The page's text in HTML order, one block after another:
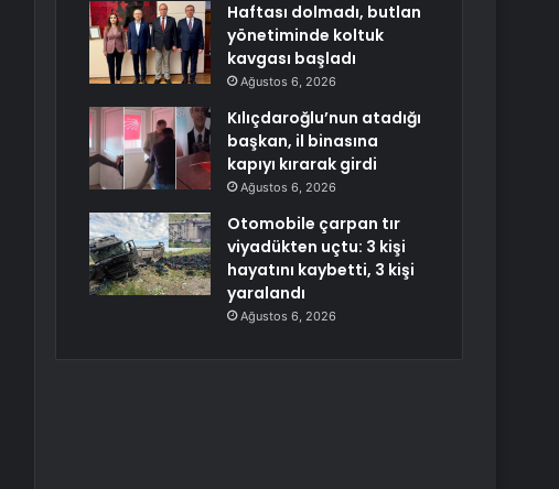
Haftası dolmadı, butlan
yönetiminde koltuk
kavgası başladı
Ağustos 6, 2026
Kılıçdaroğlu’nun atadığı
başkan, il binasına
kapıyı kırarak girdi
Ağustos 6, 2026
Otomobile çarpan tır
viyadükten uçtu: 3 kişi
hayatını kaybetti, 3 kişi
yaralandı
Ağustos 6, 2026